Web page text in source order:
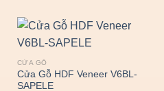
CỬA GỖ
Cửa Gỗ HDF Veneer V6BL-
SAPELE